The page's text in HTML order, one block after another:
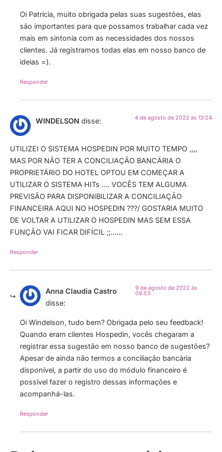
Oi Patrícia, muito obrigada pelas suas sugestões, elas
são importantes para que possamos trabalhar cada vez
mais em sintonia com as necessidades dos nossos
clientes. Já registramos todas elas em nosso banco de
ideias =).
Responder
WINDELSON disse: 4 de agosto de 2022 às 13:24
UTILIZEI O SISTEMA HOSPEDIN POR MUITO TEMPO ,,,,
MAS POR NÃO TER A CONCILIAÇÃO BANCÁRIA O
PROPRIETÁRIO DO HOTEL OPTOU EM COMEÇAR A
UTILIZAR O SISTEMA HITs …. VOCÊS TEM ALGUMA
PREVISÃO PARA DISPONIBILIZAR A CONCILIAÇÃO
FINANCEIRA AQUI NO HOSPEDIN ???/ GOSTARIA MUITO
DE VOLTAR A UTILIZAR O HOSPEDIN MAS SEM ESSA
FUNÇÃO VAI FICAR DIFÍCIL ;;……
Responder
Anna Claudia Castro
disse:
9 de agosto de 2022 às
09:53
Oi Windelson, tudo bem? Obrigada pelo seu feedback!
Quando eram clientes Hospedin, vocês chegaram a
registrar essa sugestão em nosso banco de sugestões?
Apesar de ainda não termos a conciliação bancária
disponível, a partir do uso do módulo financeiro é
possível fazer o registro dessas informações e
acompanhá-las.
Responder